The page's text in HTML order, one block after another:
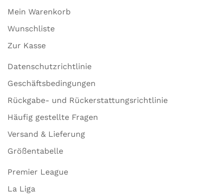
Mein Warenkorb
Wunschliste
Zur Kasse
Datenschutzrichtlinie
Geschäftsbedingungen
Rückgabe- und Rückerstattungsrichtlinie
Häufig gestellte Fragen
Versand & Lieferung
Größentabelle
Premier League
La Liga